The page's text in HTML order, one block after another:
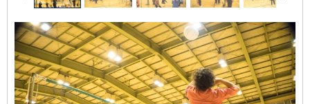
ラ
イ
ド
集